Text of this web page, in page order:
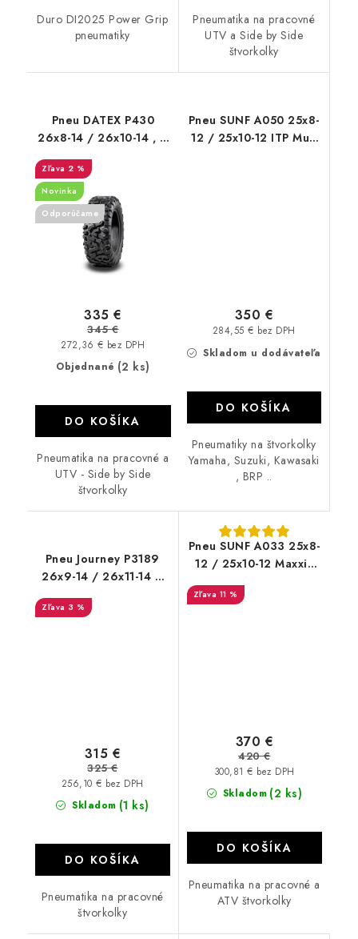
Duro DI2025 Power Grip
pneumatiky
Pneumatika na pracovné
UTV a Side by Side
štvorkolky
Pneu DATEX P430
26x8-14 / 26x10-14 , 6
2 %
Novinka
Odporúčame
Objednané (2 ks)
272,36 € bez DPH
335 €
345 €
DO KOŠÍKA
Pneumatika na pracovné a
UTV - Side by Side
štvorkolky
Pneu SUNF A050 25x8-
12 / 25x10-12 ITP Mud
Skladom u dodávateľa
284,55 € bez DPH
350 €
DO KOŠÍKA
Pneumatiky na štvorkolky
Yamaha, Suzuki, Kawasaki
, BRP ..
Pneu Journey P3189
26x9-14 / 26x11-14 6
PL road cestné
3 %
Skladom (1 ks)
256,10 € bez DPH
315 €
325 €
DO KOŠÍKA
Pneumatika na pracovné
štvorkolky
Pneu SUNF A033 25x8-
12 / 25x10-12 Maxxis
Bighorn dezén
11 %
Skladom (2 ks)
300,81 € bez DPH
370 €
420 €
DO KOŠÍKA
Pneumatika na pracovné a
ATV štvorkolky